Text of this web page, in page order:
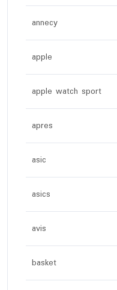
annecy
apple
apple watch sport
apres
asic
asics
avis
basket